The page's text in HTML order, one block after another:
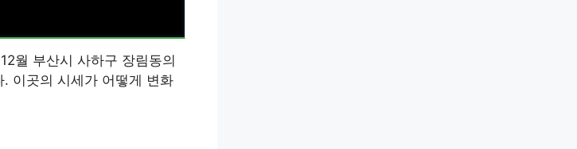
월 부산시 사하구 장림동의
이곳의 시세가 어떻게 변화